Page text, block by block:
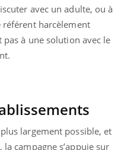
avec un adulte, ou à
référent harcèlement
pas à une solution avec le
largement possible, et
campagne s’appuie sur